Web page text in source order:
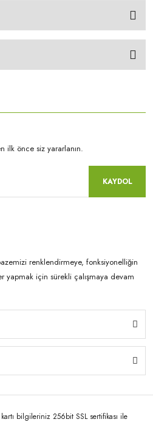
ilk önce siz yararlanın.
KAYDOL
renklendirmeye, fonksiyonelliğin
yapmak için sürekli çalışmaya devam
bilgileriniz 256bit SSL sertifikası ile